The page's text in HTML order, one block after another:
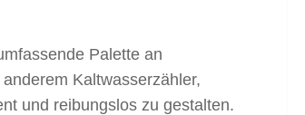
Palette an
Kaltwasserzähler,
und reibungslos zu gestalten.